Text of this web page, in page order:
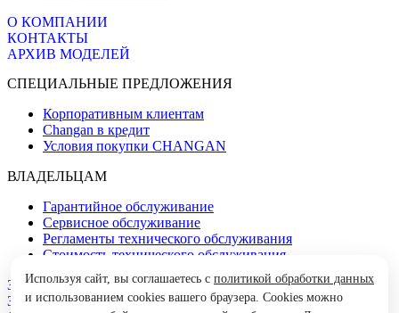
О КОМПАНИИ
КОНТАКТЫ
АРХИВ МОДЕЛЕЙ
СПЕЦИАЛЬНЫЕ ПРЕДЛОЖЕНИЯ
Корпоративным клиентам
Changan в кредит
Условия покупки CHANGAN
ВЛАДЕЛЬЦАМ
Гарантийное обслуживание
Сервисное обслуживание
Регламенты технического обслуживания
Стоимость технического обслуживания
Запись на тест-драйв
Запись на сервис
Используя сайт, вы соглашаетесь с политикой обработки данных
и использованием cookies вашего браузера. Cookies можно